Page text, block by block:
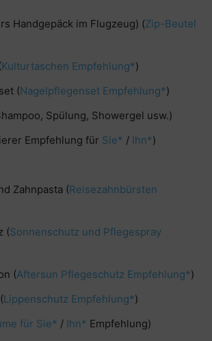
Handgepäck im Flugzeug) (Zip-Beutel
Kulturtaschen Empfehlung*)
(Nagelpflegenset Empfehlung*)
Spülung, Showergel usw.)
Empfehlung für Sie* / Ihn*)
Zahnpasta (Reisezahnbürsten
(Sonnenschutz und Pflegespray
(Aftersun Pflegeschutz Empfehlung*)
Lippenschutz Empfehlung*)
für Sie* / Ihn* Empfehlung)